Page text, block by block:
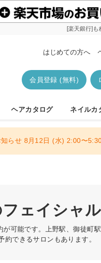
[楽天銀行]も
はじめての方へ
会員登録 (無料)
ヘアカタログ ネイルカ
らせ 8月12日 (水) 2:00〜
ェイシャ
可能です。上野駅、御徒町
できるサロンもあります。